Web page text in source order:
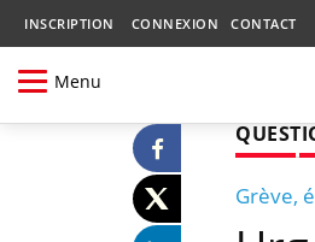
INSCRIPTION CONNEXION CONTACT
Menu
Grève,